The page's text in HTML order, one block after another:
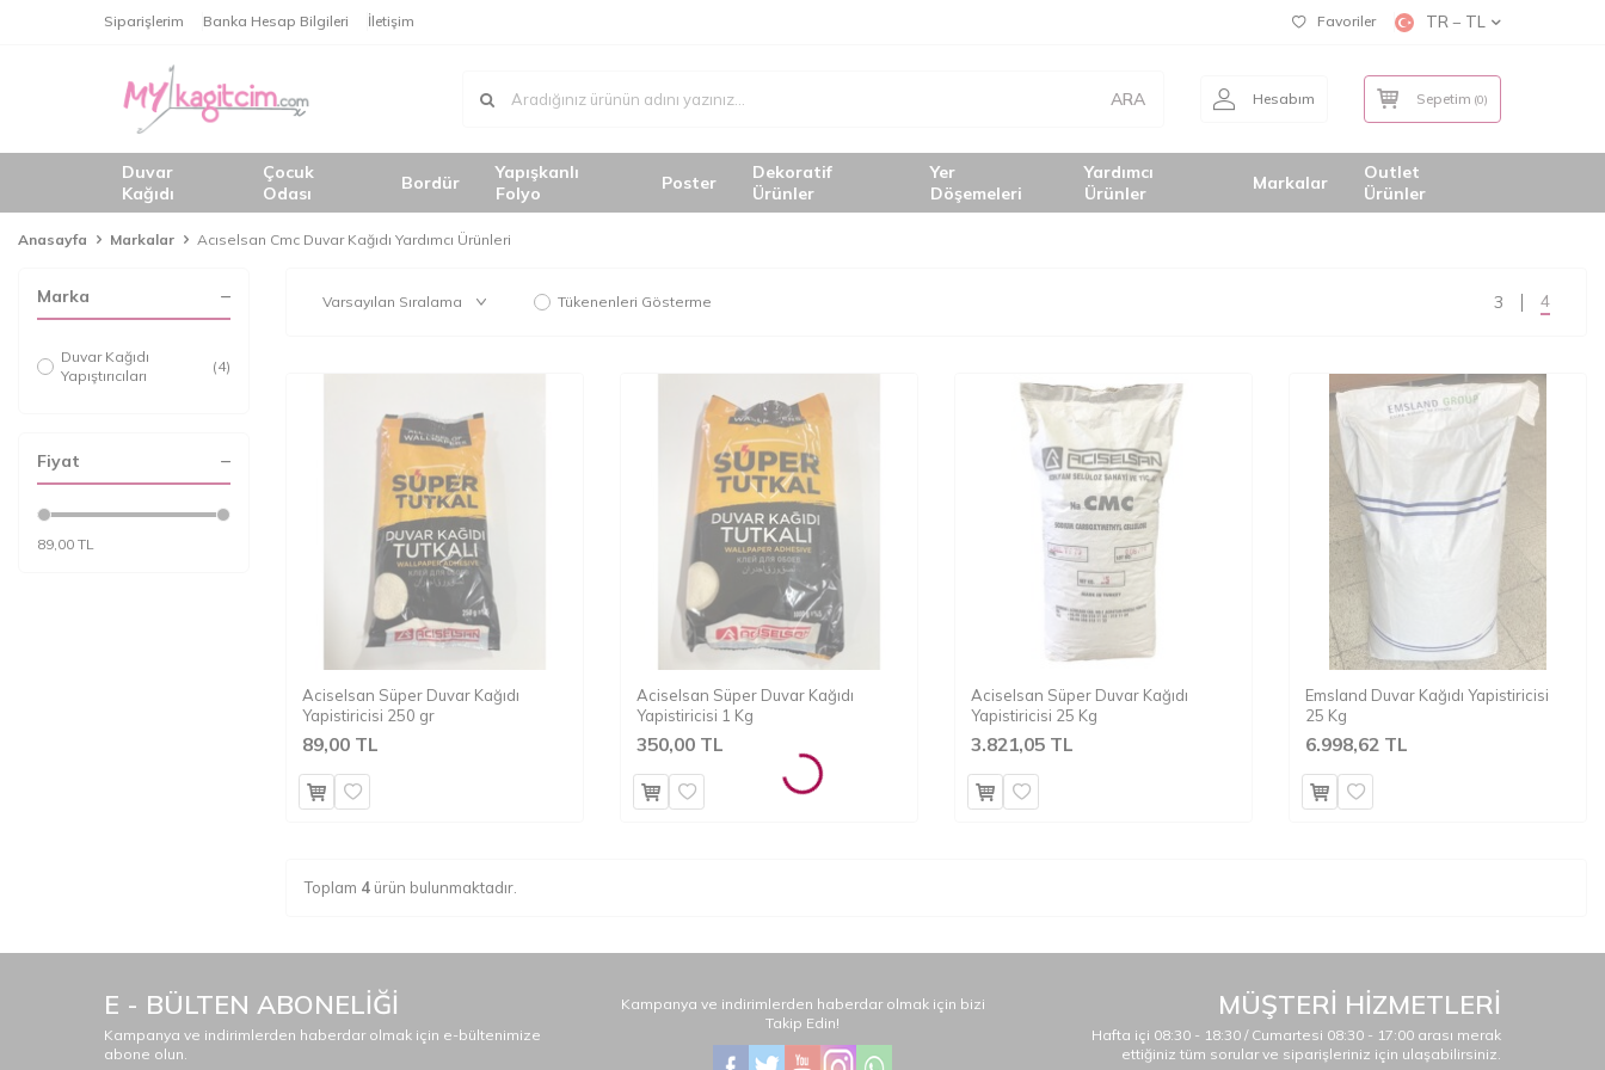
Siparişlerim Banka Hesap Bilgileri İletişim Favoriler TR − TL
ARA Hesabım Sepetim (0)
Duvar
Kağıdı
Çocuk
Odası
Bordür
Yapışkanlı
Folyo
Poster
Dekoratif
Ürünler
Yer
Döşemeleri
Yardımcı
Ürünler
Markalar
Outlet
Ürünler
Anasayfa Markalar Acıselsan Cmc Duvar Kağıdı Yardımcı Ürünleri
Marka
Duvar Kağıdı
Yapıştırıcıları
(4)
Fiyat
89,00 TL
Tükenenleri Gösterme 3 4
Aciselsan Süper Duvar Kağıdı
Yapistiricisi 250 gr
89,00 TL
Aciselsan Süper Duvar Kağıdı
Yapistiricisi 1 Kg
350,00 TL
Aciselsan Süper Duvar Kağıdı
Yapistiricisi 25 Kg
3.821,05 TL
Emsland Duvar Kağıdı Yapistiricisi
25 Kg
6.998,62 TL
Toplam 4 ürün bulunmaktadır.
E - BÜLTEN ABONELİĞİ
Kampanya ve indirimlerden haberdar olmak için e-bültenimize
abone olun.
Kampanya ve indirimlerden haberdar olmak için bizi
Takip Edin!
MÜŞTERİ HİZMETLERİ
Hafta içi 08:30 - 18:30 / Cumartesi 08:30 - 17:00 arası merak
ettiğiniz tüm sorular ve siparişleriniz için ulaşabilirsiniz.